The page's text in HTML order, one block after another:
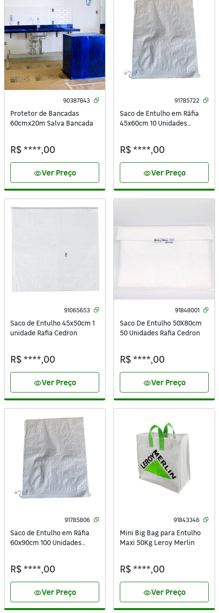
90387843
Protetor de Bancadas
60cmx20m Salva Bancada
R$ ****,00
visibilityVer Preço
91785722
Saco de Entulho em Ráfia
45x60cm 10 Unidades
R$ ****,00
visibilityVer Preço
91065653
Saco de Entulho 45x50cm 1
unidade Rafia Cedron
R$ ****,00
visibilityVer Preço
91848001
Saco De Entulho 50X80cm
50 Unidades Rafia Cedron
R$ ****,00
visibilityVer Preço
91785806
Saco de Entulho em Ráfia
60x90cm 100 Unidades
R$ ****,00
visibilityVer Preço
91843346
Mini Big Bag para Entulho
Maxi 50Kg Leroy Merlin
R$ ****,00
visibilityVer Preço